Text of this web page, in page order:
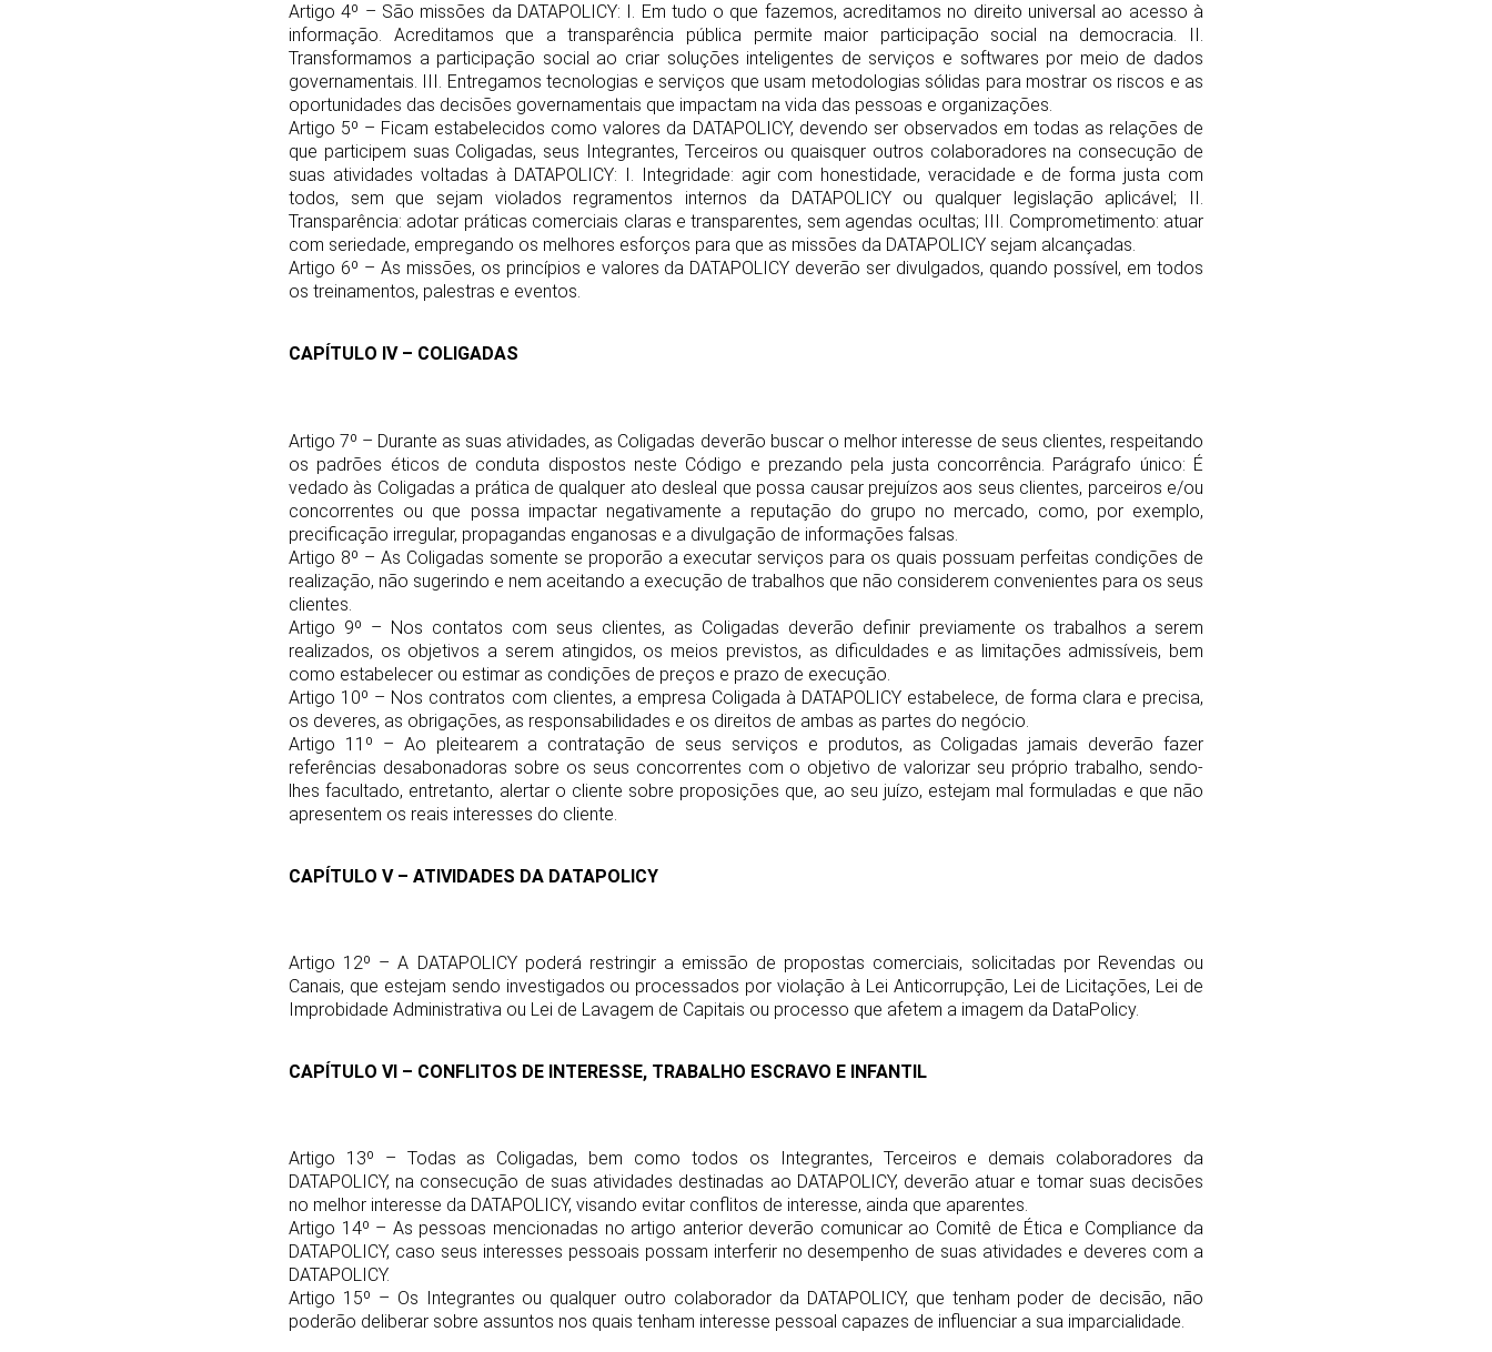
Artigo 4º – São missões da DATAPOLICY: I. Em tudo o que fazemos, acreditamos no direito universal ao acesso à
informação. Acreditamos que a transparência pública permite maior participação social na democracia. II.
Transformamos a participação social ao criar soluções inteligentes de serviços e softwares por meio de dados
governamentais. III. Entregamos tecnologias e serviços que usam metodologias sólidas para mostrar os riscos e as
oportunidades das decisões governamentais que impactam na vida das pessoas e organizações.
Artigo 5º – Ficam estabelecidos como valores da DATAPOLICY, devendo ser observados em todas as relações de
que participem suas Coligadas, seus Integrantes, Terceiros ou quaisquer outros colaboradores na consecução de
suas atividades voltadas à DATAPOLICY: I. Integridade: agir com honestidade, veracidade e de forma justa com
todos, sem que sejam violados regramentos internos da DATAPOLICY ou qualquer legislação aplicável; II.
Transparência: adotar práticas comerciais claras e transparentes, sem agendas ocultas; III. Comprometimento: atuar
com seriedade, empregando os melhores esforços para que as missões da DATAPOLICY sejam alcançadas.
Artigo 6º – As missões, os princípios e valores da DATAPOLICY deverão ser divulgados, quando possível, em todos
os treinamentos, palestras e eventos.
CAPÍTULO IV – COLIGADAS
Artigo 7º – Durante as suas atividades, as Coligadas deverão buscar o melhor interesse de seus clientes, respeitando
os padrões éticos de conduta dispostos neste Código e prezando pela justa concorrência. Parágrafo único: É
vedado às Coligadas a prática de qualquer ato desleal que possa causar prejuízos aos seus clientes, parceiros e/ou
concorrentes ou que possa impactar negativamente a reputação do grupo no mercado, como, por exemplo,
precificação irregular, propagandas enganosas e a divulgação de informações falsas.
Artigo 8º – As Coligadas somente se proporão a executar serviços para os quais possuam perfeitas condições de
realização, não sugerindo e nem aceitando a execução de trabalhos que não considerem convenientes para os seus
clientes.
Artigo 9º – Nos contatos com seus clientes, as Coligadas deverão definir previamente os trabalhos a serem
realizados, os objetivos a serem atingidos, os meios previstos, as dificuldades e as limitações admissíveis, bem
como estabelecer ou estimar as condições de preços e prazo de execução.
Artigo 10º – Nos contratos com clientes, a empresa Coligada à DATAPOLICY estabelece, de forma clara e precisa,
os deveres, as obrigações, as responsabilidades e os direitos de ambas as partes do negócio.
Artigo 11º – Ao pleitearem a contratação de seus serviços e produtos, as Coligadas jamais deverão fazer
referências desabonadoras sobre os seus concorrentes com o objetivo de valorizar seu próprio trabalho, sendo-
lhes facultado, entretanto, alertar o cliente sobre proposições que, ao seu juízo, estejam mal formuladas e que não
apresentem os reais interesses do cliente.
CAPÍTULO V – ATIVIDADES DA DATAPOLICY
Artigo 12º – A DATAPOLICY poderá restringir a emissão de propostas comerciais, solicitadas por Revendas ou
Canais, que estejam sendo investigados ou processados por violação à Lei Anticorrupção, Lei de Licitações, Lei de
Improbidade Administrativa ou Lei de Lavagem de Capitais ou processo que afetem a imagem da DataPolicy.
CAPÍTULO VI – CONFLITOS DE INTERESSE, TRABALHO ESCRAVO E INFANTIL
Artigo 13º – Todas as Coligadas, bem como todos os Integrantes, Terceiros e demais colaboradores da
DATAPOLICY, na consecução de suas atividades destinadas ao DATAPOLICY, deverão atuar e tomar suas decisões
no melhor interesse da DATAPOLICY, visando evitar conflitos de interesse, ainda que aparentes.
Artigo 14º – As pessoas mencionadas no artigo anterior deverão comunicar ao Comitê de Ética e Compliance da
DATAPOLICY, caso seus interesses pessoais possam interferir no desempenho de suas atividades e deveres com a
DATAPOLICY.
Artigo 15º – Os Integrantes ou qualquer outro colaborador da DATAPOLICY, que tenham poder de decisão, não
poderão deliberar sobre assuntos nos quais tenham interesse pessoal capazes de influenciar a sua imparcialidade.